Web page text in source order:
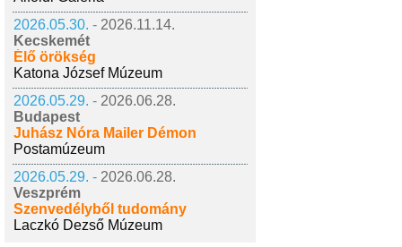
2026.05.30. - 2026.11.14.
Kecskemét
Élő örökség
Katona József Múzeum
2026.05.29. - 2026.06.28.
Budapest
Juhász Nóra Mailer Démon
Postamúzeum
2026.05.29. - 2026.06.28.
Veszprém
Szenvedélyből tudomány
Laczkó Dezső Múzeum